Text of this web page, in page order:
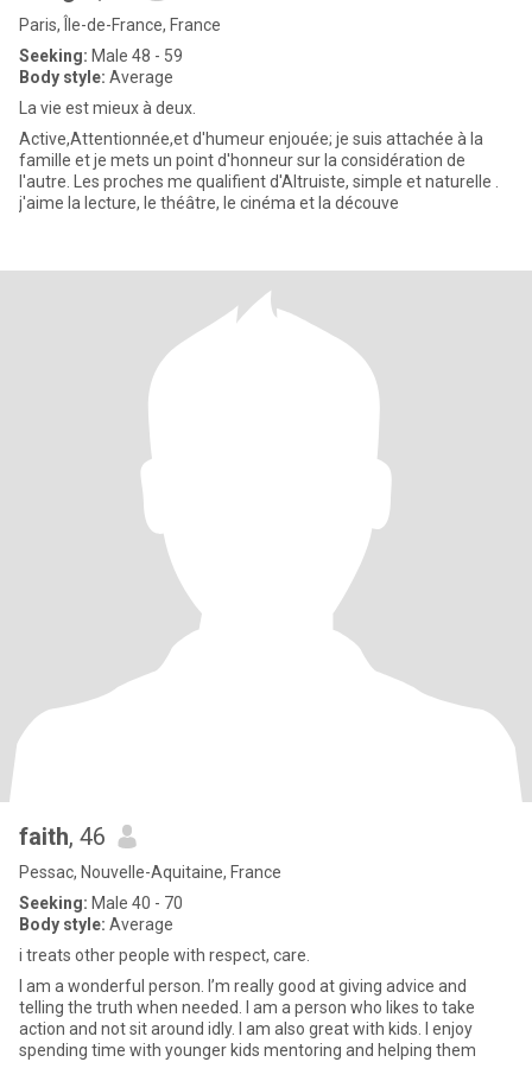
Paris, Île-de-France, France
Seeking: Male 48 - 59
Body style: Average
La vie est mieux à deux.
Active,Attentionnée,et d'humeur enjouée; je suis attachée à la
famille et je mets un point d'honneur sur la considération de
l'autre. Les proches me qualifient d'Altruiste, simple et naturelle .
j'aime la lecture, le théâtre, le cinéma et la découve
faith, 46
Pessac, Nouvelle-Aquitaine, France
Seeking: Male 40 - 70
Body style: Average
i treats other people with respect, care.
I am a wonderful person. I’m really good at giving advice and
telling the truth when needed. I am a person who likes to take
action and not sit around idly. I am also great with kids. I enjoy
spending time with younger kids mentoring and helping them